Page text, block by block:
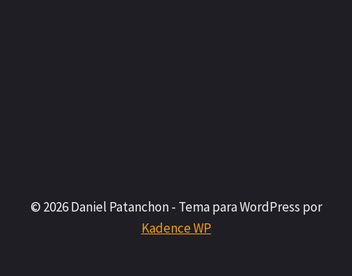
© 2026 Daniel Patanchon - Tema para WordPress por
Kadence WP